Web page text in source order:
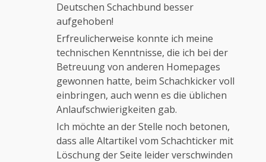
Deutschen Schachbund besser
aufgehoben!
Erfreulicherweise konnte ich meine
technischen Kenntnisse, die ich bei der
Betreuung von anderen Homepages
gewonnen hatte, beim Schachkicker voll
einbringen, auch wenn es die üblichen
Anlaufschwierigkeiten gab.
Ich möchte an der Stelle noch betonen,
dass alle Altartikel vom Schachticker mit
Löschung der Seite leider verschwinden